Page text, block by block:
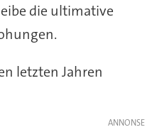
die ultimative
letzten Jahren